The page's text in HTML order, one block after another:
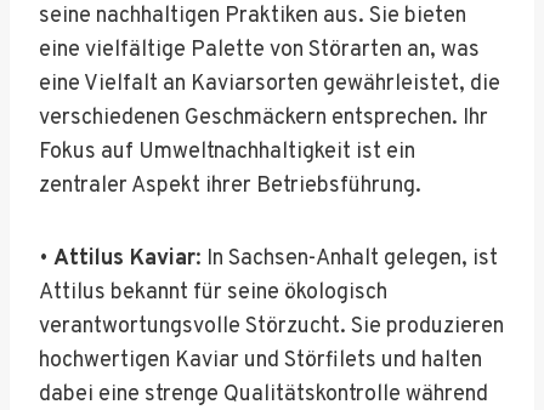
seine nachhaltigen Praktiken aus. Sie bieten
eine vielfältige Palette von Störarten an, was
eine Vielfalt an Kaviarsorten gewährleistet, die
verschiedenen Geschmäckern entsprechen. Ihr
Fokus auf Umweltnachhaltigkeit ist ein
zentraler Aspekt ihrer Betriebsführung.
• Attilus Kaviar: In Sachsen-Anhalt gelegen, ist
Attilus bekannt für seine ökologisch
verantwortungsvolle Störzucht. Sie produzieren
hochwertigen Kaviar und Störfilets und halten
dabei eine strenge Qualitätskontrolle während